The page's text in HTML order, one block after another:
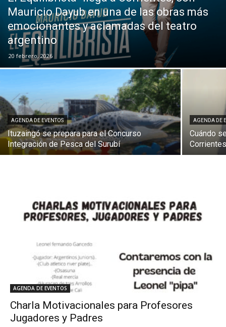
Mauricio Dayub en una de las obras más
emocionantes y aclamadas del teatro
argentino
20 febrero, 2026
AGENDA DE EVENTOS
Ituzaingó se prepara para el Concurso
Integración de Pesca del Surubí
AGENDA DE
Cuándo
AGENDA DE EVENTOS
Charla Motivacionales para Profesores
Jugadores y Padres